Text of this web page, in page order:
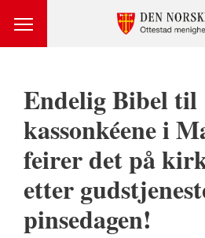
Endelig Bibel til
kassonkéene
feirer det på
etter
pinsedagen!